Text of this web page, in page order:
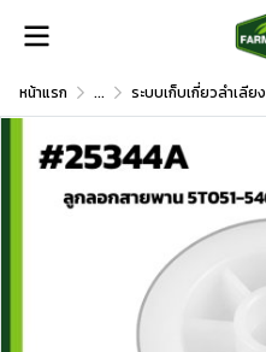
หน้าแรก ... ระบบเก็บเกี่ยวลำเลียง